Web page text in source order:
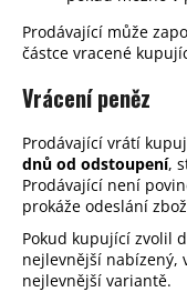
Prodávající může
částce vracené
Vrácení peněz
Prodávající vrátí
dnů od odstoupení,
Prodávající není
prokáže odeslání
Pokud kupující zvolil
nejlevnější nabízený,
nejlevnější variantě.